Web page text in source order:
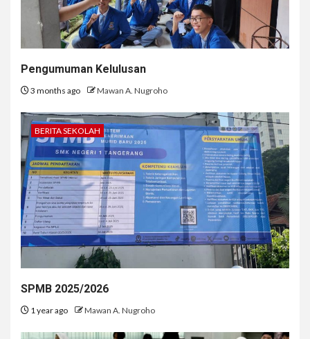
Pengumuman Kelulusan
3 months ago Mawan A. Nugroho
BERITA SEKOLAH
SPMB 2025/2026
1 year ago Mawan A. Nugroho